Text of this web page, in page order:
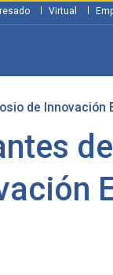
Virtual
de Innovación